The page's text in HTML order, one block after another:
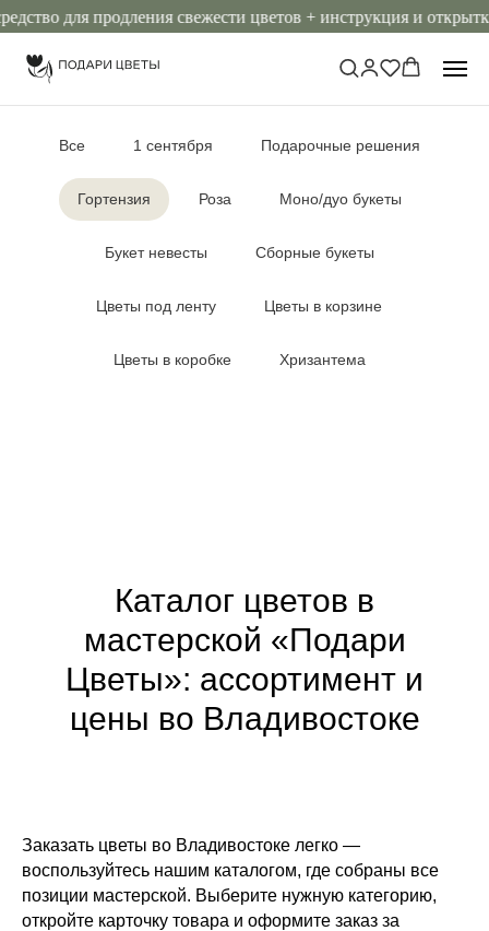
для продления свежести цветов + инструкция и открытка
Все 1 сентября Подарочные решения
Гортензия Роза Моно/дуо букеты
Букет невесты Сборные букеты
Цветы под ленту Цветы в корзине
Цветы в коробке Хризантема
Каталог цветов в
мастерской «Подари
Цветы»: ассортимент и
цены во Владивостоке
Заказать цветы во Владивостоке легко —
воспользуйтесь нашим каталогом, где собраны все
позиции мастерской. Выберите нужную категорию,
откройте карточку товара и оформите заказ за